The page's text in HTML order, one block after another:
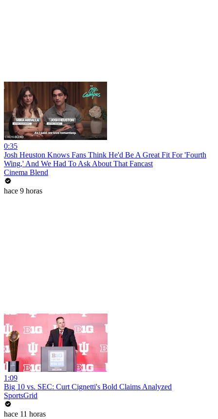
0:35
Josh Heuston Knows Fans Think He'd Be A Great Fit For 'Fourth
Wing,' And We Had To Ask About That Fancast
Cinema Blend
hace 9 horas
1:09
Big 10 vs. SEC: Curt Cignetti's Bold Claims Analyzed
SportsGrid
hace 11 horas